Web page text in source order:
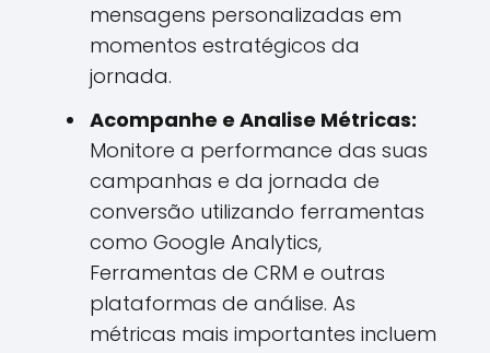
mensagens personalizadas em
momentos estratégicos da
jornada.
Acompanhe e Analise Métricas:
Monitore a performance das suas
campanhas e da jornada de
conversão utilizando ferramentas
como Google Analytics,
Ferramentas de CRM e outras
plataformas de análise. As
métricas mais importantes incluem